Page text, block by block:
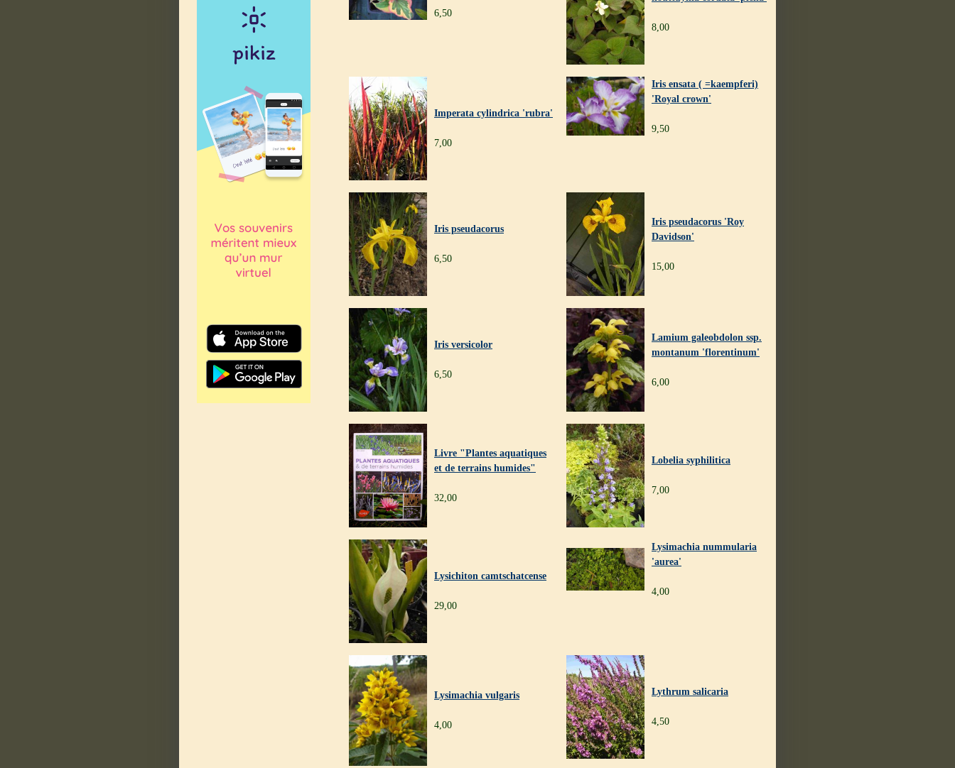
6,50
8,00
Imperata cylindrica 'rubra'
7,00
Iris ensata ( =kaempferi)
'Royal crown'
9,50
Iris pseudacorus
6,50
Iris pseudacorus 'Roy
Davidson'
15,00
Iris versicolor
6,50
Lamium galeobdolon ssp.
montanum 'florentinum'
6,00
Livre "Plantes aquatiques
et de terrains humides"
32,00
Lobelia syphilitica
7,00
Lysichiton camtschatcense
29,00
Lysimachia nummularia
'aurea'
4,00
Lysimachia vulgaris
4,00
Lythrum salicaria
4,50